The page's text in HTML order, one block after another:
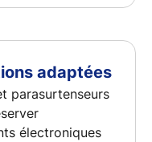
adaptées
parasurtenseurs
électroniques